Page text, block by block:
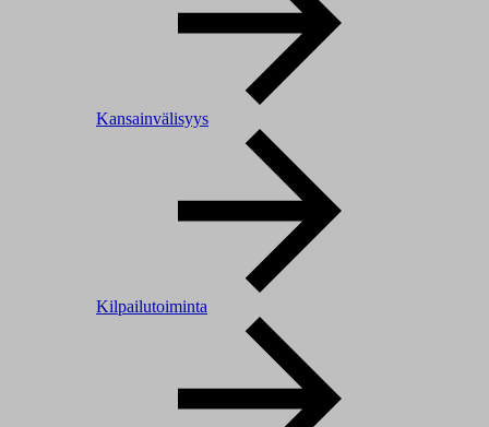
Kansainvälisyys
Kilpailutoiminta